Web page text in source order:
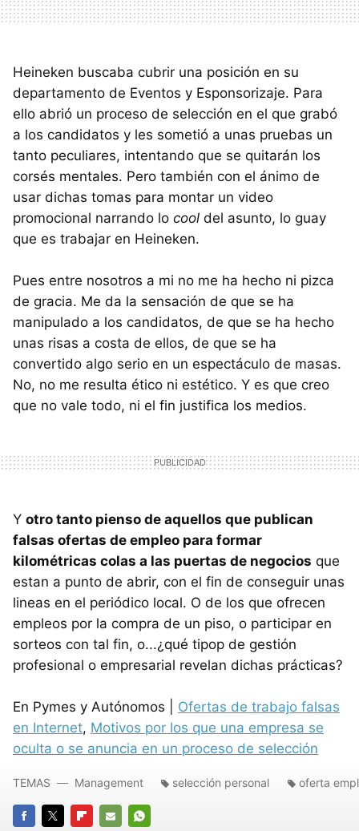
Heineken buscaba cubrir una posición en su
departamento de Eventos y Esponsorizaje. Para
ello abrió un proceso de selección en el que grabó
a los candidatos y les sometió a unas pruebas un
tanto peculiares, intentando que se quitarán los
corsés mentales. Pero también con el ánimo de
usar dichas tomas para montar un video
promocional narrando lo cool del asunto, lo guay
que es trabajar en Heineken.
Pues entre nosotros a mi no me ha hecho ni pizca
de gracia. Me da la sensación de que se ha
manipulado a los candidatos, de que se ha hecho
unas risas a costa de ellos, de que se ha
convertido algo serio en un espectáculo de masas.
No, no me resulta ético ni estético. Y es que creo
que no vale todo, ni el fin justifica los medios.
Y otro tanto pienso de aquellos que publican
falsas ofertas de empleo para formar
kilométricas colas a las puertas de negocios que
estan a punto de abrir, con el fin de conseguir unas
lineas en el periódico local. O de los que ofrecen
empleos por la compra de un piso, o participar en
sorteos con tal fin, o...¿qué tipop de gestión
profesional o empresarial revelan dichas prácticas?
En Pymes y Autónomos | Ofertas de trabajo falsas
en Internet, Motivos por los que una empresa se
oculta o se anuncia en un proceso de selección
TEMAS Management selección personal oferta